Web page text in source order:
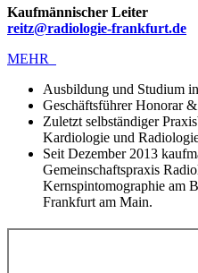
Kaufmännischer Leiter
reitz@radiologie-frankfurt.de
MEHR
Ausbildung und Studium
Geschäftsführer Honorar
Zuletzt selbständiger
Kardiologie und
Seit Dezember 2013
Gemeinschaftspraxis
Kernspintomographie am
Frankfurt am Main.